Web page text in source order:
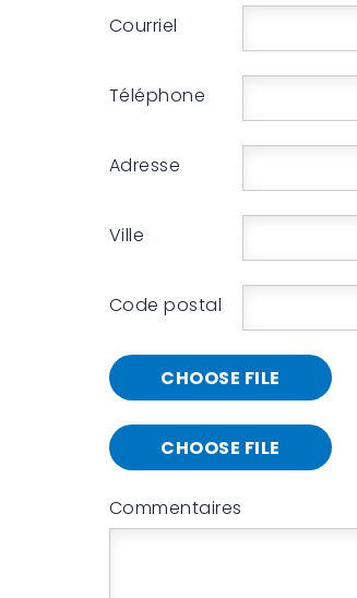
Courriel
Téléphone
Adresse
Ville
Code postal
CHOOSE FILE
CHOOSE FILE
Commentaires